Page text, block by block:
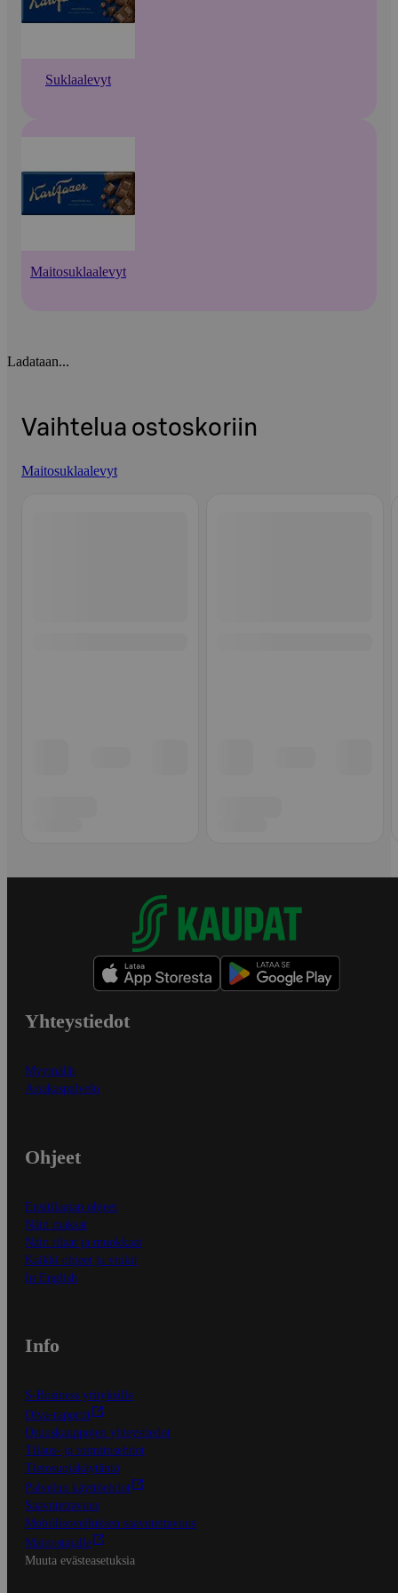
Suklaalevyt
Maitosuklaalevyt
Ladataan...
Vaihtelua ostoskoriin
Maitosuklaalevyt
Yhteystiedot
Myymälät
Asiakaspalvelu
Ohjeet
Ensitilaajan ohjeet
Näin maksat
Näin tilaat ja muokkaat
Kaikki ohjeet ja vinkit
In English
Info
S-Business yrityksille
Oiva-raportit
Osuuskauppojen yhteystiedot
Tilaus- ja toimitusehdot
Tietosuojakäytäntö
Palvelun käyttöehdot
Saavutettavuus
Mobiilisovelluksen saavutettavuus
Mainostajalle
Muuta evästeasetuksia